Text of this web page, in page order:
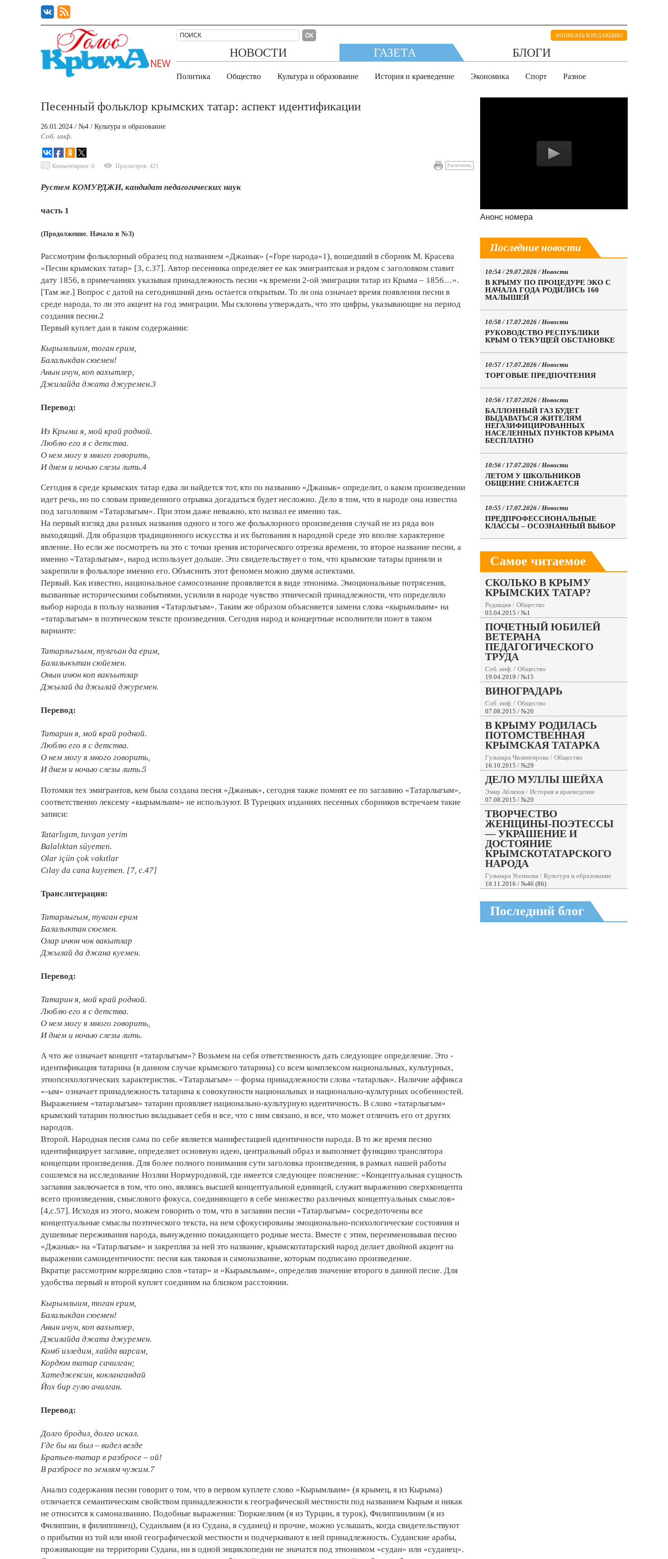
ОК НАПИСАТЬ В РЕДАКЦИЮ
НОВОСТИ ГАЗЕТА БЛОГИ
Политика Общество Культура и образование История и краеведение Экономика Спорт Разное
Песенный фольклор крымских татар: аспект идентификации
26.01.2024 / №4 / Культура и образование
Соб. инф.
Комментариев: 0 Просмотров: 421 Распечатать
Рустем КОМУРДЖИ, кандидат педагогических наук
часть 1
(Продолжение. Начало в №3)
Рассмотрим фольклорный образец под названием «Джанык» («Горе народа»1), вошедший в сборник М. Красева
«Песни крымских татар» [3, с.37]. Автор песенника определяет ее как ­эмигрантская и рядом с заголовком ставит
дату 1856, в примечаниях указывая принадлежность песни «к времени 2-ой эмиграции татар из Крыма – 1856…».
[Там же.] Вопрос с датой на сегодняшний день остается открытым. То ли она означает время появления песни в
среде народа, то ли это акцент на год эмиграции. Мы склонны утверждать, что это цифры, ­указывающие на период
создания песни.2
Первый куплет дан в таком содержании:
Кырымлыим, тоган ерим,
Балалыкдан сюемен!
Анын ичун, коп вахытлер,
Джилайда джата джуремен.3
Перевод:
Из Крыма я, мой край родной.
Люблю его я с детства.
О нем могу я много говорить,
И днем и ночью слезы лить.4
Сегодня в среде крымских татар едва ли найдется тот, кто по названию «Джанык» определит, о каком произведении
­идет речь, но по словам приведенного отрывка догадаться будет несложно. Дело в том, что в народе она известна
под заголовком «Татарлыгым». При ­этом даже неважно, кто назвал ее ­именно так.
На первый взгляд два разных названия одного и того же фольклорного произведения случай не из ряда вон
выходящий. Для образцов традиционного искусства и их бытования в народной среде это вполне характерное
явление. Но если же посмотреть на это с точки зрения исторического отрезка времени, то второе название песни, а
именно «Татарлыгым», народ использует дольше. Это свидетельствует о том, что крымские­ татары приняли и
закрепили в фольклоре именно его. Объяснить этот феномен можно двумя аспектами.
Первый. Как известно, национальное самосознание проявляется в виде этнонима. Эмоциональные потрясения,
вызванные­ историческими событиями, усилили в народе чувство этнической принадлежности, что определило
выбор народа в пользу названия «Татарлыгым». Таким же образом объясняется замена слова «кырымлыим» на
«татарлыгым» в поэтическом тексте произведения. Сегодня народ и концертные исполнители поют в таком
варианте:
Татарлыгъым, тувгъан да ерим,
Балалыкътан сюйемен.
Онын ичюн коп вакъытлар
Джылай да джылай джуремен.
Перевод:
Татарин я, мой край родной.
Люблю его я с детства.
О нем могу я много говорить,
И днем и ночью слезы лить.5
Потомки тех эмигрантов, кем была создана песня «Джанык», сегодня также помнят ее по заглавию «Татарлыгым»,
соответственно лексему «кырымлыим» не используют. В Турецких изданиях песенных сборников встречаем такие
записи:
Tatarlıgım, tuvgan yerim
Balalıktan süyemen.
Olar içün çok vakıtlar
Cılay da cana kuyemen. [7, с.47]
Транслитерация:
Татарлыгым, тувган ерим
Балалыктан сюемен.
Олар ичюн чок вакытлар
Джылай да джана куемен.
Перевод:
Татарин я, мой край родной.
Люблю его я с детства.
О нем могу я много говорить,
И днем и ночью слезы лить.
А что же означает концепт «татарлыгым»? Возьмем на себя ответственность дать следующее определение­. Это ­
идентификация татарина (в данном случае крымского татарина) со всем комплексом национальных, культурных,
этно­психологических характерис­тик. «Татарлыгым» – форма принадлежности слова «татарлык». Наличие аффикса
«-ым» означает принадлежность татарина к совокупности национальных и национально-культурных особенностей.
Выражением «татарлыгым» татарин проявляет национально-культурную ­идентичность. В слово «татарлыгым»
крымский татарин полностью вкладывает себя и все, что с ним связано, и все, что может отличить его от других
народов.
Второй. Народная песня сама по себе является манифестацией идентичности народа. В то же время песню
идентифицирует заглавие, определяет основную идею, центральный образ и выполняет функцию транслятора
концепции произведения. Для более полного понимания­ сути заголовка произведения­, в рамках нашей работы
сошлемся на исследование Нозлии Нормуродовой, где имеется следующее­ пояснение: «Концептуальная сущность
заглавия­ заключается в том, что оно, являясь высшей концептуальной единицей, служит выражению сверхконцепта
всего произведения, смыслового фокуса, соединяющего в себе множество различных концептуальных смыслов»
[4,с.57]. Исходя из этого, можем говорить о том, что в заглавии песни «Татарлыгым» сосредоточены все
концептуальные смыслы поэтического текста, на нем сфокусированы эмоционально-психологические состояния и
душевные переживания народа, вынужденно покидающего родные места. Вместе с этим, переименовывая песню
«Джанык» на «Татарлыгым» и закрепляя за ней это название­, крымскотатарский народ делает двойной акцент на
выражении самоидентичности: песня как таковая­ и самоназвание­, которым подписано произведение­.
Вкратце рассмотрим корреляцию слов «татар» и «Кырымлыим», определив значение второго в данной песне. Для
удобства первый и второй куплет соединим на близком расстоянии.
Кырымлыим, тоган ерим,
Балалыкдан сюемен!
Анын ичун, коп вахытлер,
Джилайда джата джуремен.
Ком6 изледим, хайда варсам,
Кордюм татар сачилган;
Хатеджексин, коклангандай
Йох бир гулю ачилган.
Перевод:
Долго бродил, долго искал.
Где бы ни был – видел везде
Братьев-татар в разбросе – ой!
В разбросе по землям чужим.7
Анализ содержания песни говорит о том, что в первом куплете слово «Кырымлыим» (я крымец, я из Кырыма)
отличается семантическим свойством принадлежности к географической местности под названием Кырым и никак
не относится к самоназванию. Подобные выражения: Тюркиелиим (я из Турции, я турок), Филиппинлиим (я из
Филиппин, я филиппинец), Суданлыим (я из Судана, я суданец) и прочие, можно услышать, когда свидетельствуют
о прибытии из той или иной географической местности и подчеркивают к ней принадлежность. Суданские арабы,
проживающие на территории Судана, ни в одной энциклопедии не значатся под этнонимом «судан» или «суданец».
Анонс номера
Последние новости
10:54 / 29.07.2026 /Новости
В КРЫМУ ПО ПРОЦЕДУРЕ ЭКО С
НАЧАЛА ГОДА РОДИЛИСЬ 160
МАЛЫШЕЙ
10:58 / 17.07.2026 /Новости
РУКОВОДСТВО РЕСПУБЛИКИ
КРЫМ О ТЕКУЩЕЙ ОБСТАНОВКЕ
10:57 / 17.07.2026 /Новости
ТОРГОВЫЕ ПРЕДПОЧТЕНИЯ
10:56 / 17.07.2026 /Новости
БАЛЛОННЫЙ ГАЗ БУДЕТ
ВЫДАВАТЬСЯ ЖИТЕЛЯМ
НЕГАЗИФИЦИРОВАННЫХ
НАСЕЛЕННЫХ ПУНКТОВ КРЫМА
БЕСПЛАТНО
10:56 / 17.07.2026 /Новости
ЛЕТОМ У ШКОЛЬНИКОВ
ОБЩЕНИЕ СНИЖАЕТСЯ
10:55 / 17.07.2026 /Новости
ПРЕДПРОФЕССИОНАЛЬНЫЕ
КЛАССЫ – ОСОЗНАННЫЙ ВЫБОР
Самое читаемое
СКОЛЬКО В КРЫМУ
КРЫМСКИХ ТАТАР?
Редакция / Общество
03.04.2015 / №1
ПОЧЕТНЫЙ ЮБИЛЕЙ
ВЕТЕРАНА
ПЕДАГОГИЧЕСКОГО
ТРУДА
Соб. инф. / Общество
19.04.2019 / №15
ВИНОГРАДАРЬ
Соб. инф. / Общество
07.08.2015 / №20
В КРЫМУ РОДИЛАСЬ
ПОТОМСТВЕННАЯ
КРЫМСКАЯ ТАТАРКА
Гульнара Чилингирова / Общество
16.10.2015 / №29
ДЕЛО МУЛЛЫ ШЕЙХА
Эмир Аблязов / История и краеведение
07.08.2015 / №20
ТВОРЧЕСТВО
ЖЕНЩИНЫ-ПОЭТЕССЫ
— УКРАШЕНИЕ И
ДОСТОЯНИЕ
КРЫМСКОТАТАРСКОГО
НАРОДА
Гульнара Усеинова / Культура и образование
18.11.2016 / №46 (86)
Последний блог